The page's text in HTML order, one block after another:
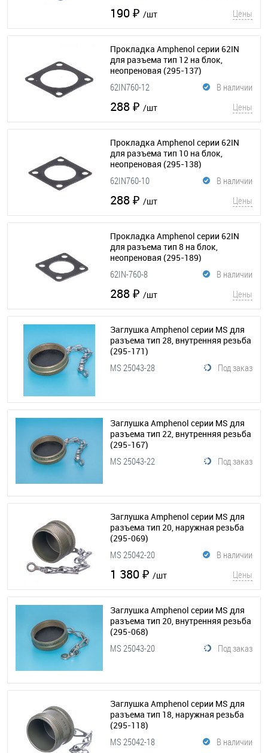
190 ₽ /шт Цены
Прокладка Amphenol серии 62IN
для разъема тип 12 на блок,
неопреновая (295-137)
В наличии
62IN760-12
288 ₽ /шт Цены
Прокладка Amphenol серии 62IN
для разъема тип 10 на блок,
неопреновая (295-138)
В наличии
62IN760-10
288 ₽ /шт Цены
Прокладка Amphenol серии 62IN
для разъема тип 8 на блок,
неопреновая (295-189)
В наличии
62IN-760-8
288 ₽ /шт Цены
Заглушка Amphenol серии MS для
разъема тип 28, внутренняя резьба
(295-171)
Под заказ
MS 25043-28
Заглушка Amphenol серии MS для
разъема тип 22, внутренняя резьба
(295-167)
Под заказ
MS 25043-22
Заглушка Amphenol серии MS для
разъема тип 20, наружная резьба
(295-069)
В наличии
MS 25042-20
1 380 ₽ /шт Цены
Заглушка Amphenol серии MS для
разъема тип 20, внутренняя резьба
(295-068)
Под заказ
MS 25043-20
Заглушка Amphenol серии MS для
разъема тип 18, наружная резьба
(295-118)
В наличии
MS 25042-18